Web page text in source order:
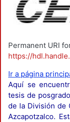
Permanent URI
https://
Ir a página
Aquí se
tesis de
de la División de
Azcapotzalco.